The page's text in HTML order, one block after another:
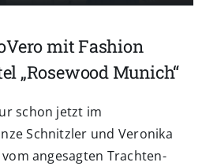
mit Fashion
„Rosewood Munich“
schon jetzt im
Schnitzler und Veronika
angesagten Trachten-